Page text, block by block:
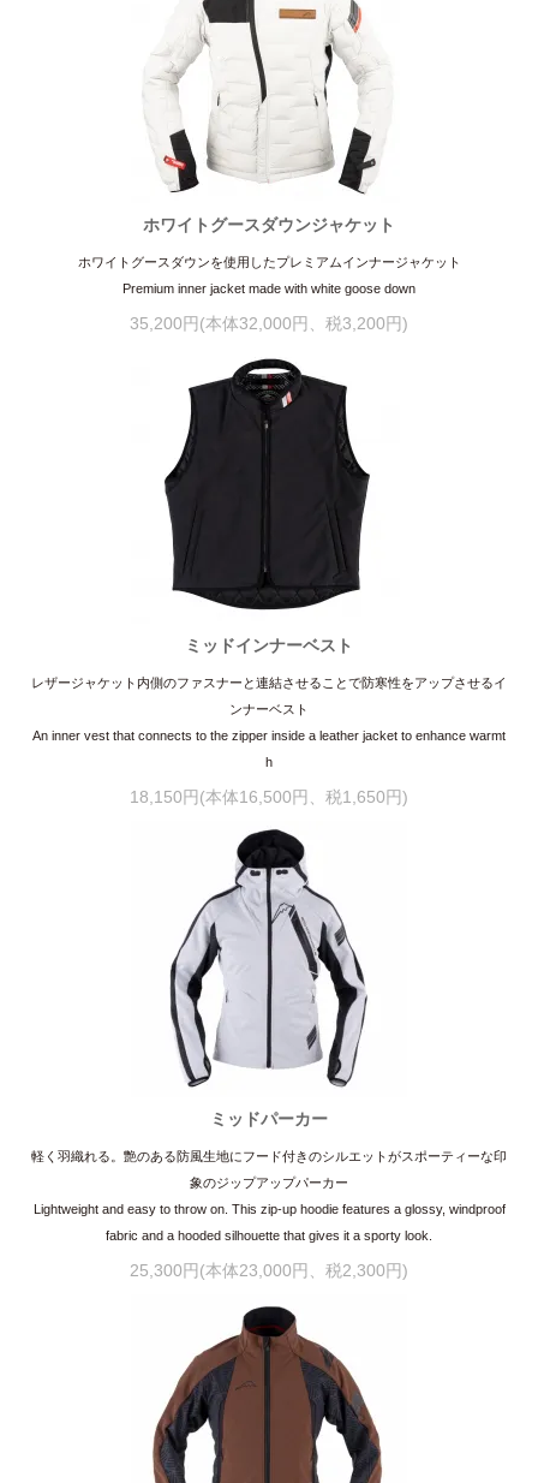
ホワイトグースダウンジャケット
ホワイトグースダウンを使用したプレミアムインナージャケット
Premium inner jacket made with white goose down
35,200円(本体32,000円、税3,200円)
ミッドインナーベスト
レザージャケット内側のファスナーと連結させることで防寒性をアップさせるイ
ンナーベスト
An inner vest that connects to the zipper inside a leather jacket to enhance warmt
h
18,150円(本体16,500円、税1,650円)
ミッドパーカー
軽く羽織れる。艶のある防風生地にフード付きのシルエットがスポーティーな印
象のジップアップパーカー
Lightweight and easy to throw on. This zip-up hoodie features a glossy, windproof
fabric and a hooded silhouette that gives it a sporty look.
25,300円(本体23,000円、税2,300円)